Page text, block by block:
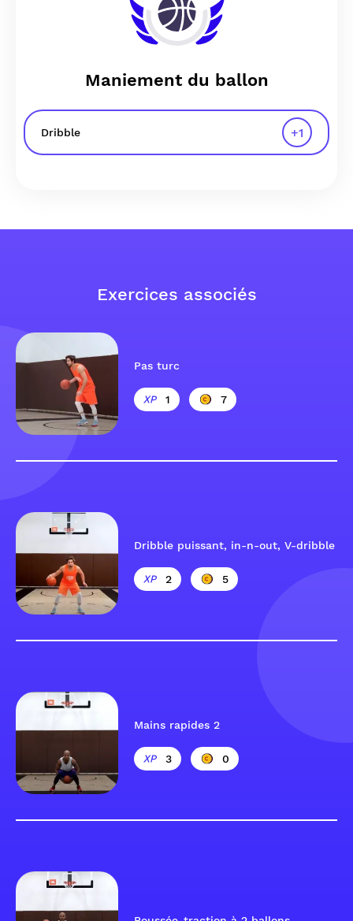
Maniement du ballon
Dribble +1
Exercices associés
Pas turc
1 7
Dribble puissant, in-n-out, V-dribble
2 5
Mains rapides 2
3 0